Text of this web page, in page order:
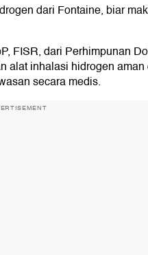
dari Fontaine, biar
FISR, dari Perhimpunan
alat inhalasi hidrogen
secara medis.